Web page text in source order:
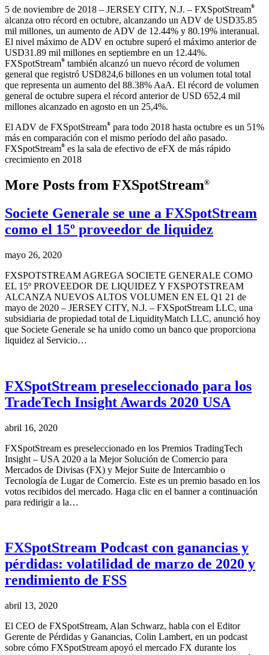
5 de noviembre de 2018 – JERSEY CITY, N.J. – FXSpotStream®
alcanza otro récord en octubre, alcanzando un ADV de USD35.85
mil millones, un aumento de ADV de 12.44% y 80.19% interanual.
El nivel máximo de ADV en octubre superó el máximo anterior de
USD31.89 mil millones en septiembre en un 12.44%.
FXSpotStream® también alcanzó un nuevo récord de volumen
general que registró USD824,6 billones en un volumen total total
que representa un aumento del 88.38% AaA. El récord de volumen
general de octubre supera el récord anterior de USD 652,4 mil
millones alcanzado en agosto en un 25,4%.
El ADV de FXSpotStream® para todo 2018 hasta octubre es un 51%
más en comparación con el mismo período del año pasado.
FXSpotStream® es la sala de efectivo de eFX de más rápido
crecimiento en 2018
More Posts from FXSpotStream®
Societe Generale se une a FXSpotStream
como el 15º proveedor de liquidez
mayo 26, 2020
FXSPOTSTREAM AGREGA SOCIETE GENERALE COMO
EL 15º PROVEEDOR DE LIQUIDEZ Y FXSPOTSTREAM
ALCANZA NUEVOS ALTOS VOLUMEN EN EL Q1 21 de
mayo de 2020 – JERSEY CITY, N.J. – FXSpotStream LLC, una
subsidiaria de propiedad total de LiquidityMatch LLC, anunció hoy
que Societe Generale se ha unido como un banco que proporciona
liquidez al Servicio…
FXSpotStream preseleccionado para los
TradeTech Insight Awards 2020 USA
abril 16, 2020
FXSpotStream es preseleccionado en los Premios TradingTech
Insight – USA 2020 a la Mejor Solución de Comercio para
Mercados de Divisas (FX) y Mejor Suite de Intercambio o
Tecnología de Lugar de Comercio. Este es un premio basado en los
votos recibidos del mercado. Haga clic en el banner a continuación
para redirigir a la…
FXSpotStream Podcast con ganancias y
pérdidas: volatilidad de marzo de 2020 y
rendimiento de FSS
abril 13, 2020
El CEO de FXSpotStream, Alan Schwarz, habla con el Editor
Gerente de Pérdidas y Ganancias, Colin Lambert, en un podcast
sobre cómo FXSpotStream apoyó el mercado FX durante los